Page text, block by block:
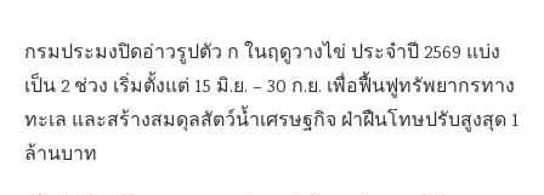
กรมประมงปิดอ่าวรูปตัว ก ในฤดูวางไข่ ประจำปี 2569 แบ่ง
เป็น 2 ช่วง เริ่มตั้งแต่ 15 มิ.ย. – 30 ก.ย. เพื่อฟื้นฟูทรัพยากรทาง
ทะเล และสร้างสมดุลสัตว์น้ำเศรษฐกิจ ฝ่าฝืนโทษปรับสูงสุด 1
ล้านบาท